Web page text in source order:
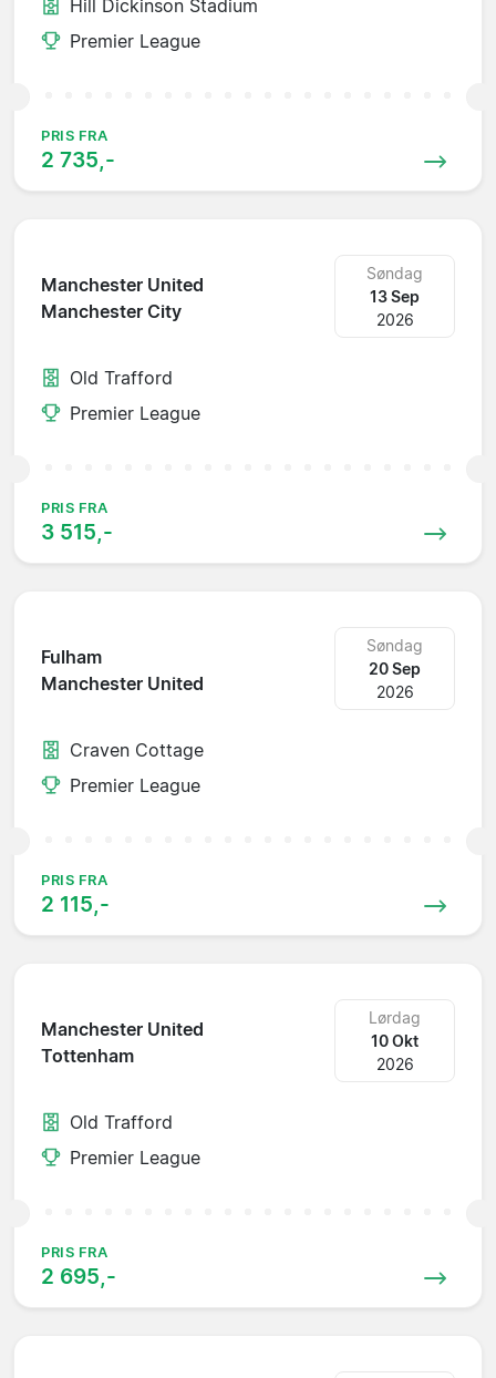
Hill Dickinson Stadium
Premier League
PRIS FRA
2 735,-
Manchester United
Manchester City
Søndag
13 Sep
2026
Old Trafford
Premier League
PRIS FRA
3 515,-
Fulham
Manchester United
Søndag
20 Sep
2026
Craven Cottage
Premier League
PRIS FRA
2 115,-
Manchester United
Tottenham
Lørdag
10 Okt
2026
Old Trafford
Premier League
PRIS FRA
2 695,-